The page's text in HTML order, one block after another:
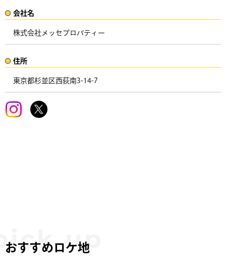
会社名​
株式会社メッセプロパティー
住所​​
東京都杉並区西荻南3-14-7 ​
おすすめロケ地